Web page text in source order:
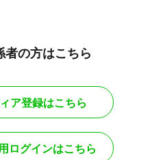
者の方はこちら
ア登録はこちら
ログインはこちら